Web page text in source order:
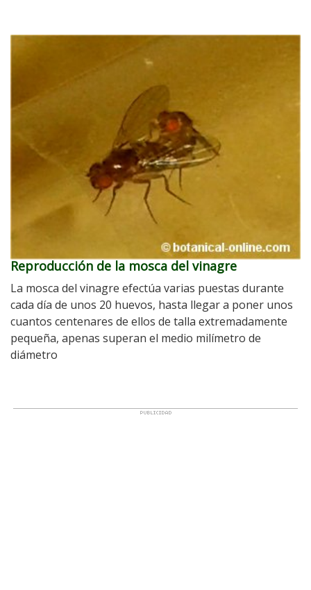
Reproducción de la mosca del vinagre
La mosca del vinagre efectúa varias puestas durante
cada día de unos 20 huevos, hasta llegar a poner unos
cuantos centenares de ellos de talla extremadamente
pequeña, apenas superan el medio milímetro de
diámetro